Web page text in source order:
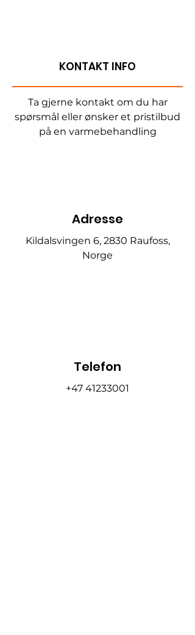
KONTAKT INFO
Ta gjerne kontakt om du har
spørsmål eller ønsker et pristilbud
på en varmebehandling
Adresse
Kildalsvingen 6, 2830 Raufoss,
Norge
Telefon
+47 41233001